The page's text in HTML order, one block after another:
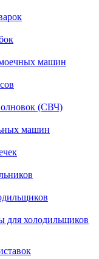
машин
(СВЧ)
машин
для холодильщиков